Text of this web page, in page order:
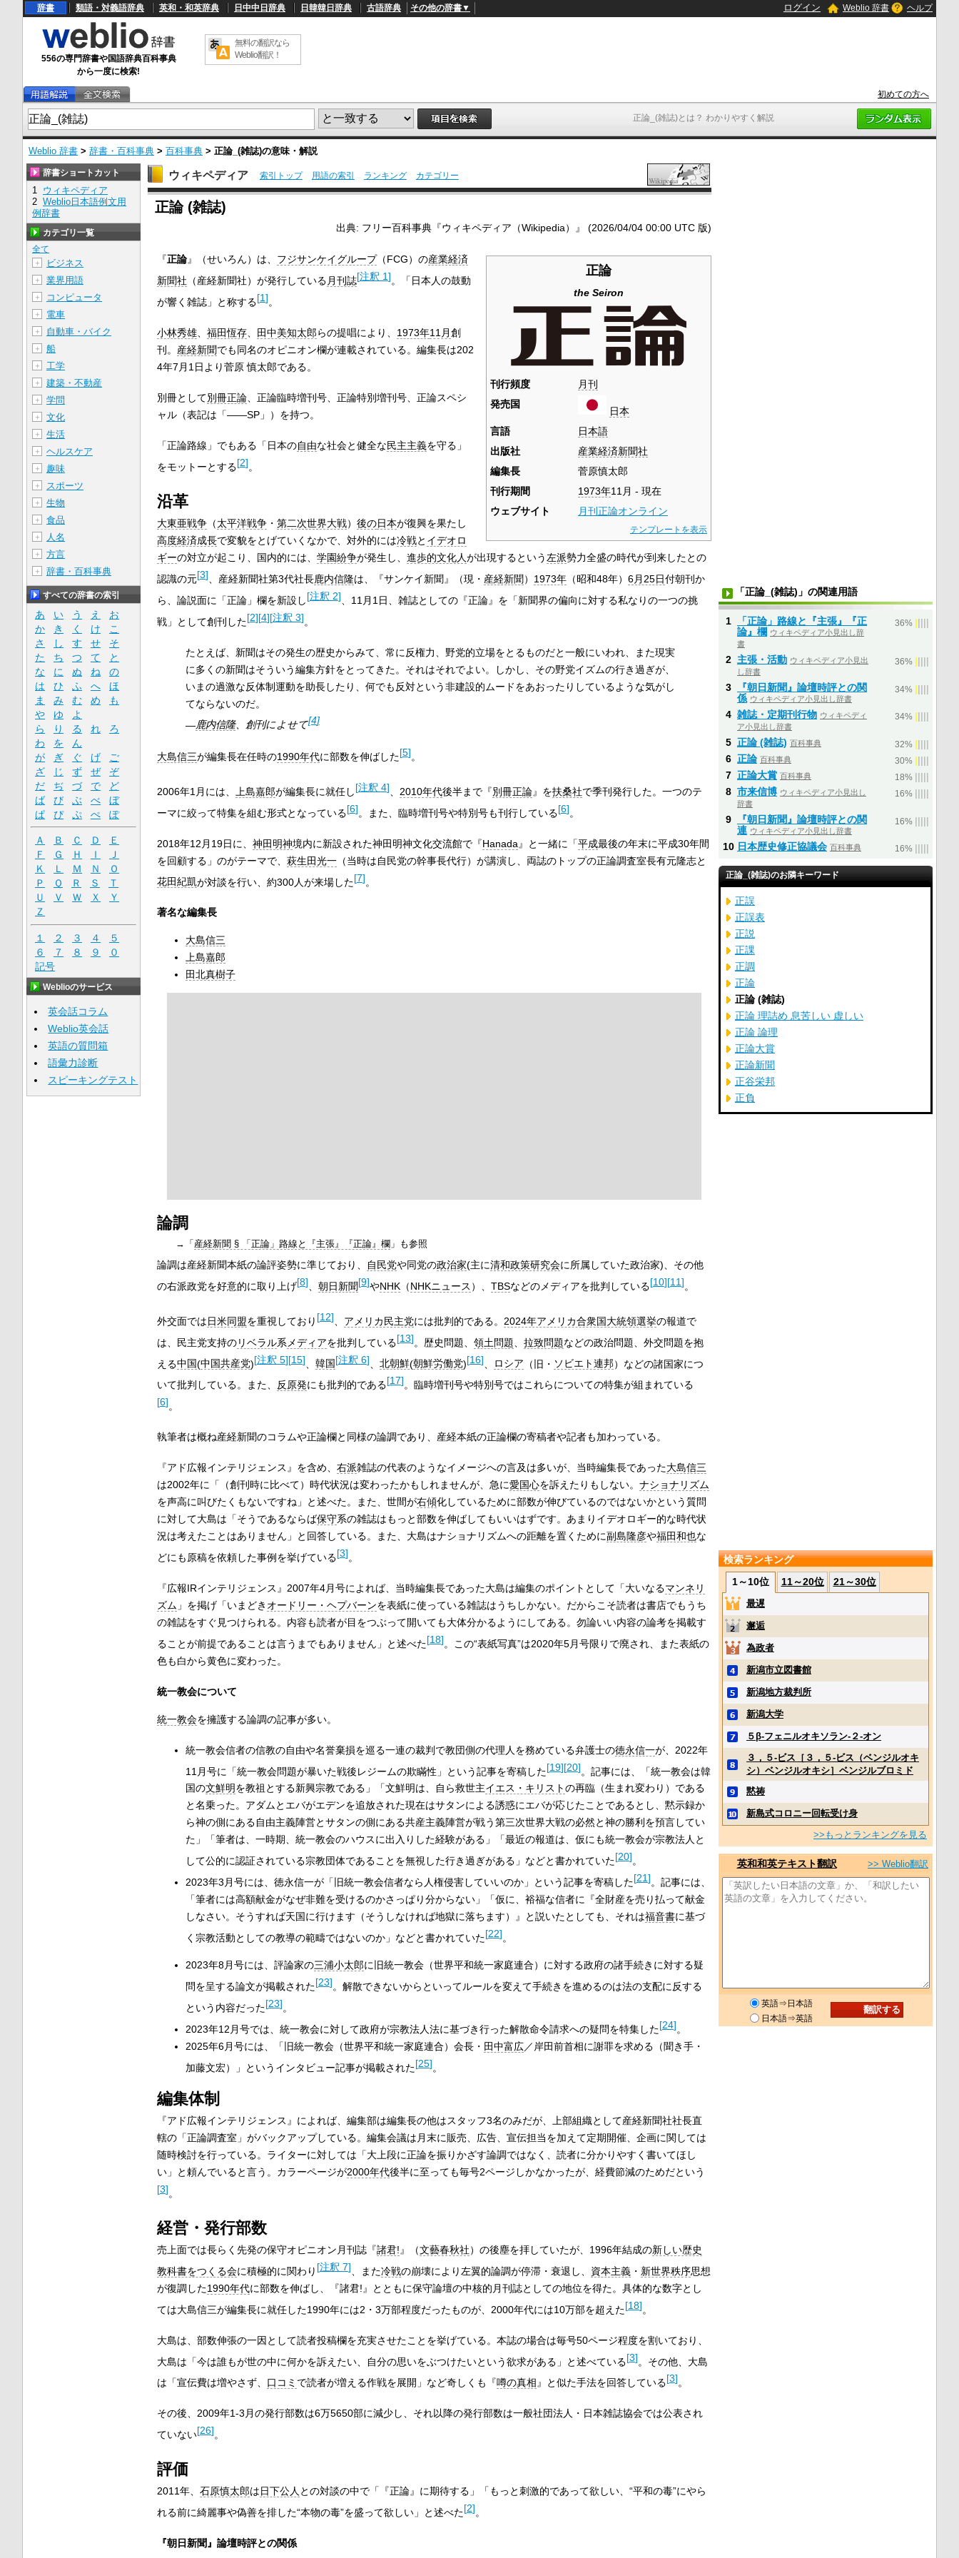
正論_(雑誌)とは？ わかりやすく解説
辞書 類語・対義語辞典 英和・和英辞典 日中中日辞典 日韓韓日辞典 古語辞典 その他の辞書▼ ログイン Weblio 辞書 ヘルプ
556の専門辞書や国語辞典百科事典
から一度に検索!
無料の翻訳なら
Weblio翻訳！
初めての方へ
Weblio 辞書 > 辞書・百科事典 > 百科事典 > 正論_(雑誌)の意味・解説
U
/
L
d
e
5
3
.
ウィキペディア 索引トップ 用語の索引 ランキング カテゴリー
正論 (雑誌)
出典: フリー百科事典『ウィキペディア（Wikipedia）』 (2026/04/04 00:00 UTC 版)
正論
the Seiron
刊行頻度
月刊
発売国
日本
言語
日本語
出版社
産業経済新聞社
編集長
菅原慎太郎
刊行期間
1973年11月 - 現在
ウェブサイト
月刊正論オンライン
テンプレートを表示
『正論』（せいろん）は、 フジサンケイグループ（FCG）の産業経済
新聞社 （産経新聞社）が発行している 月刊誌[注釈 1]。「日本人の鼓動
が響く雑誌」と称する[1]。
小林秀雄、 福田恆存、 田中美知太郎らの提唱により、 1973年11月創
刊。 産経新聞でも同名のオピニオン欄が連載されている。編集長は202
4年7月1日より菅原 慎太郎である。
別冊として別冊正論、正論臨時増刊号、正論特別増刊号、正論スペシ
ャル（表記は「――SP」）を持つ。
「正論路線」でもある「日本の自由な社会と健全な民主主義を守る」
をモットーとする[2]。
沿革
大東亜戦争（太平洋戦争・ 第二次世界大戦） 後の日本が復興を果たし
高度経済成長で変貌をとげていくなかで、対外的には冷戦と イデオロ
ギーの対立が起こり、国内的には、 学園紛争が発生し、 進歩的文化人が出現するという 左派勢力全盛の時代が到来したとの
認識の元[3] 、産経新聞社第3代社長鹿内信隆は、『サンケイ新聞』（現・ 産経新聞） 1973年（昭和48年） 6月25日付朝刊か
ら、論説面に「正論」欄を新設し[注釈 2] 、11月1日、雑誌としての『正論』を「新聞界の偏向に対する私なりの一つの挑
戦」として創刊した[2][4][注釈 3]。
たとえば、新聞はその発生の歴史からみて、常に反権力、野党的立場をとるものだと一般にいわれ、また現実
に多くの新聞はそういう編集方針をとってきた。それはそれでよい。しかし、その野党イズムの行き過ぎが、
いまの過激な反体制運動を助長したり、何でも反対という非建設的ムードをあおったりしているような気がし
てならないのだ。
—鹿内信隆、創刊によせて[4]
大島信三が編集長在任時の1990年代に部数を伸ばした[5]。
2006年1月には、 上島嘉郎が編集長に就任し[注釈 4] 2010年代後半まで『別冊正論』を扶桑社で季刊発行した。一つのテ
ーマに絞って特集を組む形式となっている[6]。また、臨時増刊号や特別号も刊行している[6]。
2018年12月19日に、 神田明神境内に新設された神田明神文化交流館で『Hanada 』と一緒に「平成最後の年末に平成30年間
を回顧する」のがテーマで、 萩生田光一（当時は自民党の幹事長代行）が講演し、両誌のトップの正論調査室長有元隆志と
花田紀凱が対談を行い、約300人が来場した[7]。
著名な編集長
大島信三
上島嘉郎
田北真樹子
論調
→「産経新聞 § 「正論」路線と『主張』『正論』欄」も参照
論調は産経新聞本紙の論評姿勢に準じており、 自民党や同党の政治家(主に清和政策研究会に所属していた政治家)、その他
の右派政党を好意的に取り上げ[8] 朝日新聞[9]やNHK（NHKニュース ）、 TBSなどのメディアを批判している[10][11]。
外交面では日米同盟を重視しており [12] アメリカ民主党には批判的である。 2024年アメリカ合衆国大統領選挙の報道で
は、民主党支持のリベラル系 メディアを批判している[13]。歴史問題、 領土問題 拉致問題などの政治問題、外交問題を抱
える中国(中国共産党)[注釈 5][15] 韓国[注釈 6] 北朝鮮(朝鮮労働党)[16] ロシア （旧・ ソビエト連邦）などの諸国家につ
いて批判している。また、 反原発にも批判的である[17]。臨時増刊号や特別号ではこれらについての特集が組まれている
[6]。
執筆者は概ね産経新聞のコラムや正論欄と同様の論調であり、産経本紙の正論欄の寄稿者や記者も加わっている。
『アド広報インテリジェンス』を含め、 右派雑誌の代表のようなイメージへの言及は多いが、当時編集長であった大島信三
は2002年に「（創刊時に比べて）時代状況は変わったかもしれませんが、急に愛国心を訴えたりもしない。 ナショナリズム
を声高に叫びたくもないですね」と述べた。また、世間が右傾化しているために部数が伸びているのではないかという質問
に対して大島は「そうであるならば保守系の雑誌はもっと部数を伸ばしてもいいはずです。あまりイデオロギー的な時代状
況は考えたことはありません」と回答している。また、大島はナショナリズムへの距離を置くために副島隆彦や福田和也な
どにも原稿を依頼した事例を挙げている[3]。
『広報IRインテリジェンス』2007年4月号によれば、当時編集長であった大島は編集のポイントとして「大いなるマンネリ
ズム 」を掲げ「いまどき オードリー・ヘプバーンを表紙に使っている雑誌はうちしかない。だからこそ読者は書店でもうち
の雑誌をすぐ見つけられる。内容も読者が目をつぶって開いても大体分かるようにしてある。勿論いい内容の論考を掲載す
ることが前提であることは言うまでもありません」と述べた[18]。この“表紙写真”は2020年5月号限りで廃され、また表紙の
色も白から黄色に変わった。
統一教会について
統一教会を擁護する論調の記事が多い。
統一教会信者の信教の自由や名誉棄損を巡る一連の裁判で教団側の代理人を務めている弁護士の徳永信一が、2022年
11月号に「統一教会問題が暴いた戦後レジームの欺瞞性」という記事を寄稿した[19][20]。記事には、「統一教会は韓
国の文鮮明を教祖とする新興宗教である」「文鮮明は、自ら救世主イエス・キリストの再臨（生まれ変わり）である
と名乗った。アダムとエバがエデンを追放された現在はサタンによる誘惑にエバが応じたことであるとし、黙示録か
ら神の側にある自由主義陣営とサタンの側にある共産主義陣営が戦う第三次世界大戦の必然と神の勝利を預言してい
た」「筆者は、一時期、統一教会のハウスに出入りした経験がある」「最近の報道は、仮にも統一教会が宗教法人と
して公的に認証されている宗教団体であることを無視した行き過ぎがある」などと書かれていた[20]。
2023年3月号には、徳永信一が「旧統一教会信者なら人権侵害していいのか」という記事を寄稿した[21]。記事には、
「筆者には高額献金がなぜ非難を受けるのかさっぱり分からない」「仮に、裕福な信者に『全財産を売り払って献金
しなさい。そうすれば天国に行けます（そうしなければ地獄に落ちます）』と説いたとしても、それは福音書に基づ
く宗教活動としての教導の範疇ではないのか」などと書かれていた[22]。
2023年8月号には、評論家の三浦小太郎に旧統一教会（世界平和統一家庭連合）に対する政府の諸手続きに対する疑
問を呈する論文が掲載された[23]。解散できないからといってルールを変えて手続きを進めるのは法の支配に反する
という内容だった[23]。
2023年12月号では、統一教会に対して政府が宗教法人法に基づき行った解散命令請求への疑問を特集した[24]。
2025年6月号には、「旧統一教会（世界平和統一家庭連合）会長・ 田中富広／岸田前首相に謝罪を求める（聞き手・
加藤文宏）」というインタビュー記事が掲載された[25]。
編集体制
『アド広報インテリジェンス』によれば、編集部は編集長の他はスタッフ3名のみだが、上部組織として産経新聞社社長直
轄の「正論調査室」がバックアップしている。編集会議は月末に販売、広告、宣伝担当を加えて定期開催、企画に関しては
随時検討を行っている。ライターに対しては「大上段に正論を振りかざす論調ではなく、読者に分かりやすく書いてほし
い」と頼んでいると言う。カラーページが2000年代後半に至っても毎号2ページしかなかったが、経費節減のためだという
[3]。
経営・発行部数
売上面では長らく先発の保守オピニオン月刊誌『諸君! 』（文藝春秋社）の後塵を拝していたが、1996年結成の新しい歴史
教科書をつくる会に積極的に関わり [注釈 7] 、また冷戦の崩壊により左翼的論調が停滞・衰退し、 資本主義・ 新世界秩序思想
が復調した1990年代に部数を伸ばし、『諸君!』とともに保守論壇の中核的月刊誌としての地位を得た。具体的な数字とし
ては大島信三が編集長に就任した1990年には2・3万部程度だったものが、2000年代には10万部を超えた[18]。
大島は、部数伸張の一因として読者投稿欄を充実させたことを挙げている。本誌の場合は毎号50ページ程度を割いており、
大島は「今は誰もが世の中に何かを訴えたい、自分の思いをぶつけたいという欲求がある」と述べている[3]。その他、大島
は「宣伝費は増やさず、 口コミ で読者が増える作戦を展開」など奇しくも『噂の真相 』と似た手法を回答している[3]。
その後、2009年1-3月の発行部数は6万5650部に減少し、それ以降の発行部数は一般社団法人・日本雑誌協会では公表され
ていない[26]。
評価
2011年、 石原慎太郎は日下公人 との対談の中で「『正論』に期待する」「もっと刺激的であって欲しい、“平和の毒”にやら
れる前に綺麗事や偽善を排した“本物の毒”を盛って欲しい」と述べた[2]。
『朝日新聞』論壇時評との関係
辞書ショートカット
1 ウィキペディア
2 Weblio日本語例文用
例辞書
カテゴリ一覧
全て
＋
ビジネス
＋ 業界用語
＋ コンピュータ
＋ 電車
＋ 自動車・バイク
＋ 船
＋ 工学
＋ 建築・不動産
＋ 学問
＋ 文化
＋ 生活
＋ ヘルスケア
＋ 趣味
＋ スポーツ
＋ 生物
＋ 食品
＋ 人名
＋ 方言
＋ 辞書・百科事典
すべての辞書の索引
あ い う え
お
か
き く け
こ
さ
し す せ
そ
た
ち つ て
と
な
に ぬ ね
の
は
ひ ふ へ
ほ
ま
み む め
も
や
ゆ
よ
ら
り る れ
ろ
わ
を
ん
が
ぎ ぐ げ
ご
ざ
じ ず ぜ
ぞ
だ
ぢ づ で
ど
ば
び ぶ べ
ぼ
ぱ
ぴ ぷ ぺ ぽ
Ａ Ｂ Ｃ Ｄ
Ｅ
Ｆ
Ｇ Ｈ Ｉ
Ｊ
Ｋ
Ｌ Ｍ Ｎ
Ｏ
Ｐ
Ｑ Ｒ Ｓ
Ｔ
Ｕ
Ｖ Ｗ Ｘ
Ｙ
Ｚ
１ ２ ３ ４
５
６
７ ８ ９
０
記号
Weblioのサービス
英会話コラム
Weblio英会話
英語の質問箱
語彙力診断
スピーキングテスト
「正論_(雑誌)」の関連用語
1
「正論」路線と『主張』『正
論』欄 ウィキペディア小見出し辞
書
36%
2 主張・活動 ウィキペディア小見出
し辞書
36%
3
『朝日新聞』論壇時評との関
係 ウィキペディア小見出し辞書
34%
4 雑誌・定期刊行物 ウィキペディ
ア小見出し辞書
34%
5 正論 (雑誌) 百科事典 32%
6 正論 百科事典 30%
7 正論大賞 百科事典 18%
8 市来信博 ウィキペディア小見出し
辞書
16%
9
『朝日新聞』論壇時評との関
連 ウィキペディア小見出し辞書
16%
10 日本歴史修正協議会 百科事典 16%
正論_(雑誌)のお隣キーワード
正誤
正誤表
正説
正課
正調
正論
正論 (雑誌)
正論 理詰め 息苦しい 虚しい
正論 論理
正論大賞
正論新聞
正谷栄邦
正負
検索ランキング
1～10位
11～20位 21～30位
最遅
邂逅
為政者
新潟市立図書館
新潟地方裁判所
新潟大学
５β‐フェニルオキソラン‐２‐オン
３，５‐ビス［３，５‐ビス（ベンジルオキ
シ）ベンジルオキシ］ベンジルブロミド
黙祷
新島式コロニー回転受け身
>>もっとランキングを見る
英和和英テキスト翻訳 >> Weblio翻訳
英語⇒日本語
日本語⇒英語